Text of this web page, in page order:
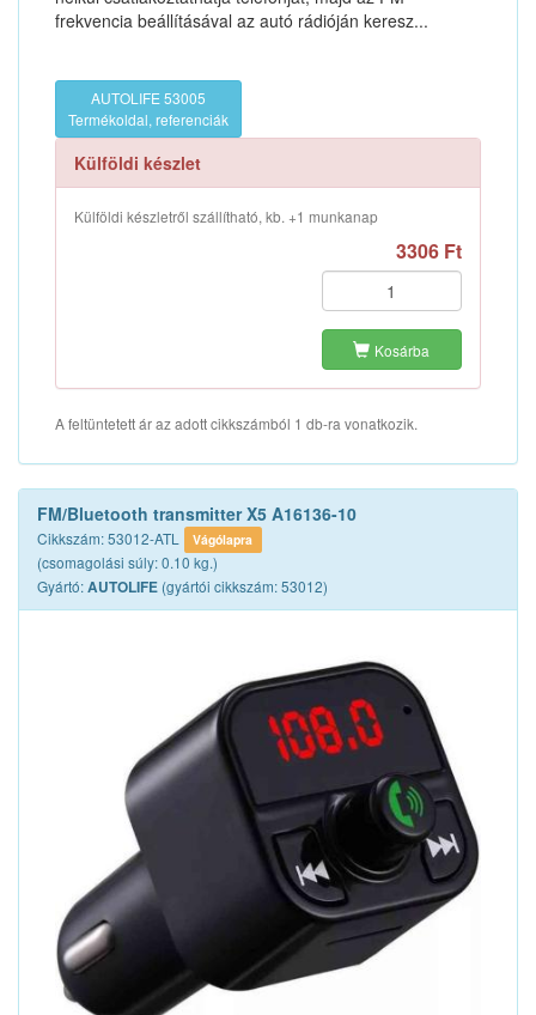
frekvencia beállításával az autó rádióján keresz...
AUTOLIFE 53005
Termékoldal, referenciák
Külföldi készlet
Külföldi készletről szállítható, kb. +1 munkanap
3306 Ft
Kosárba
A feltüntetett ár az adott cikkszámból 1 db-ra vonatkozik.
FM/Bluetooth transmitter X5 A16136-10
Cikkszám: 53012-ATL Vágólapra
(csomagolási súly: 0.10 kg.)
Gyártó:AUTOLIFE (gyártói cikkszám: 53012)